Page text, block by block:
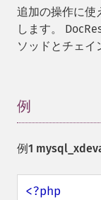
追加の操作に使
します。
ソッドとチェイ
例
例1
<?php